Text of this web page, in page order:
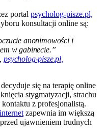
portal psycholog-pisze.pl,
konsultacji online są:
anonimowości i
w gabinecie.”
psycholog-pisze.pl,
się na terapię online
stygmatyzacji, strachu
z profesjonalistą.
internet zapewnia im większą
przed ujawnieniem trudnych